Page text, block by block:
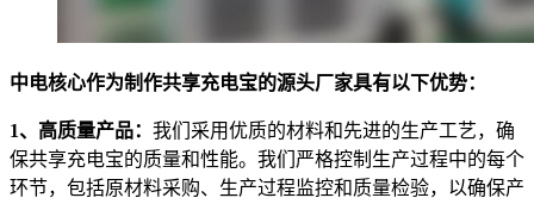
中电核心作为制作共享充电宝的源头厂家具有以下优势：
1、高质量产品： 我们采用优质的材料和先进的生产工艺，确
保共享充电宝的质量和性能。我们严格控制生产过程中的每个
环节，包括原材料采购、生产过程监控和质量检验，以确保产